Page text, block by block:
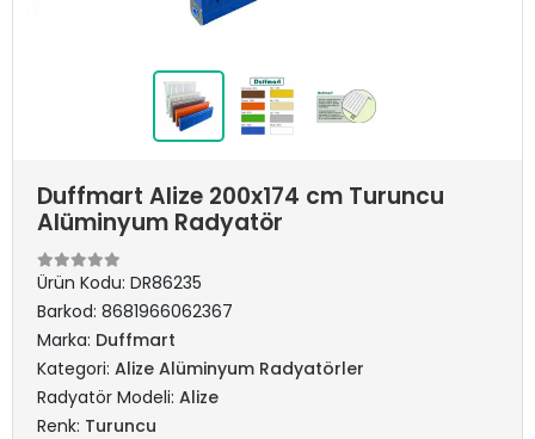
Duffmart Alize 200x174 cm Turuncu
Alüminyum Radyatör
Ürün Kodu: DR86235
Barkod: 8681966062367
Marka: Duffmart
Kategori: Alize Alüminyum Radyatörler
Radyatör Modeli: Alize
Renk: Turuncu